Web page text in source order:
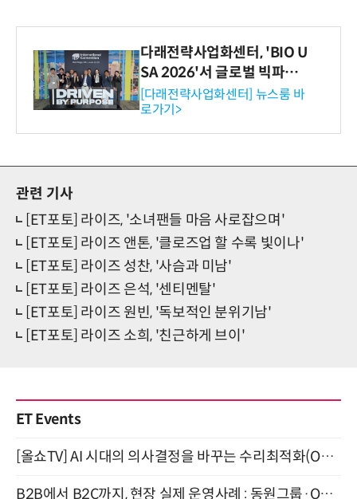
다래전략사업화센터, 'BIO U
SA 2026'서 글로벌 빅파마
와의 비즈니스 미팅 지원…K
-바이오 해외 진출 교두보 확
보
[다래전략사업화센터] 뉴스룸 바
로가기>
관련 기사
[ET포토] 라이즈, '소녀팬들 마음 사로잡으며'
[ET포토] 라이즈 앤톤, '클로즈업 할 수록 빛이나'
[ET포토] 라이즈 성찬, '사슴과 미남'
[ET포토] 라이즈 은석, '센티멘탈'
[ET포토] 라이즈 원빈, '독보적인 분위기남'
[ET포토] 라이즈 소희, '친근하게 브이'
ET Events
[올쇼TV] AI 시대의 의사결정을 바꾸는 수리최적화(Optimization) 소개 (8/20 생방송)
B2B에서 B2C까지, 현장 실제 운영사례 : 동원그룹·OCI·다이닝브랜즈그룹·당근 (8/27)